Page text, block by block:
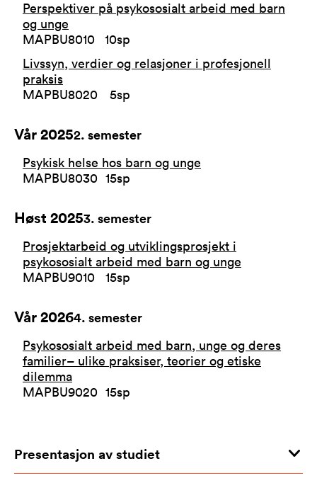
Perspektiver på psykososialt arbeid med barn
og unge
MAPBU8010 10sp
Livssyn, verdier og relasjoner i profesjonell
praksis
MAPBU8020
5sp
Vår 20252. semester
Psykisk helse hos barn og unge
MAPBU8030 15sp
Høst 20253. semester
Prosjektarbeid og utviklingsprosjekt i
psykososialt arbeid med barn og unge
MAPBU9010
15sp
Vår 20264. semester
Psykososialt arbeid med barn, unge og deres
familier– ulike praksiser, teorier og etiske
dilemma
MAPBU9020 15sp
Presentasjon av studiet